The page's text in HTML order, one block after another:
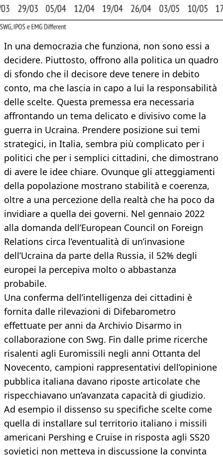
In una democrazia che funziona, non sono essi a
decidere. Piuttosto, offrono alla politica un quadro
di sfondo che il decisore deve tenere in debito
conto, ma che lascia in capo a lui la responsabilità
delle scelte. Questa premessa era necessaria
affrontando un tema delicato e divisivo come la
guerra in Ucraina. Prendere posizione sui temi
strategici, in Italia, sembra più complicato per i
politici che per i semplici cittadini, che dimostrano
di avere le idee chiare. Ovunque gli atteggiamenti
della popolazione mostrano stabilità e coerenza,
oltre a una percezione della realtà che ha poco da
invidiare a quella dei governi. Nel gennaio 2022
alla domanda dell’European Council on Foreign
Relations circa l’eventualità di un’invasione
dell’Ucraina da parte della Russia, il 52% degli
europei la percepiva molto o abbastanza
probabile.
Una conferma dell’intelligenza dei cittadini è
fornita dalle rilevazioni di Difebarometro
effettuate per anni da Archivio Disarmo in
collaborazione con Swg. Fin dalle prime ricerche
risalenti agli Euromissili negli anni Ottanta del
Novecento, campioni rappresentativi dell’opinione
pubblica italiana davano riposte articolate che
rispecchiavano un’avanzata capacità di giudizio.
Ad esempio il dissenso su specifiche scelte come
quella di installare sul territorio italiano i missili
americani Pershing e Cruise in risposta agli SS20
sovietici non metteva in discussione la convinta